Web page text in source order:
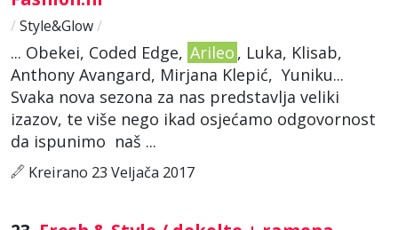
/ Style&Glow/
... Obekei, Coded Edge, Arileo , Luka, Klisab,
Anthony Avangard, Mirjana Klepić, Yuniku...
Svaka nova sezona za nas predstavlja veliki
izazov, te više nego ikad osjećamo odgovornost
da ispunimo naš ...
Kreirano 23 Veljača 2017